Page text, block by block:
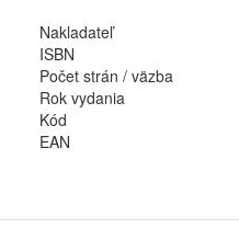
Nakladateľ
ISBN
Počet strán / väzba
Rok vydania
Kód
EAN